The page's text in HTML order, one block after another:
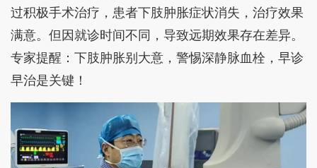
过积极手术治疗，患者下肢肿胀症状消失，治疗效果
满意。但因就诊时间不同，导致远期效果存在差异。
专家提醒：下肢肿胀别大意，警惕深静脉血栓，早诊
早治是关键！